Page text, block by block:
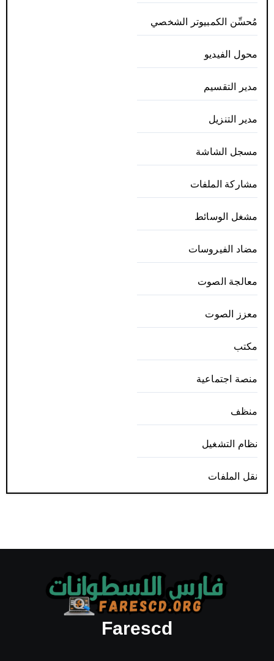
مُحسِّن الكمبيوتر الشخصي
محول الفيديو
مدير التقسيم
مدير التنزيل
مسجل الشاشة
مشاركة الملفات
مشغل الوسائط
مضاد الفيروسات
معالجة الصوت
معزز الصوت
مكتب
منصة اجتماعية
منظف
نظام التشغيل
نقل الملفات
Farescd